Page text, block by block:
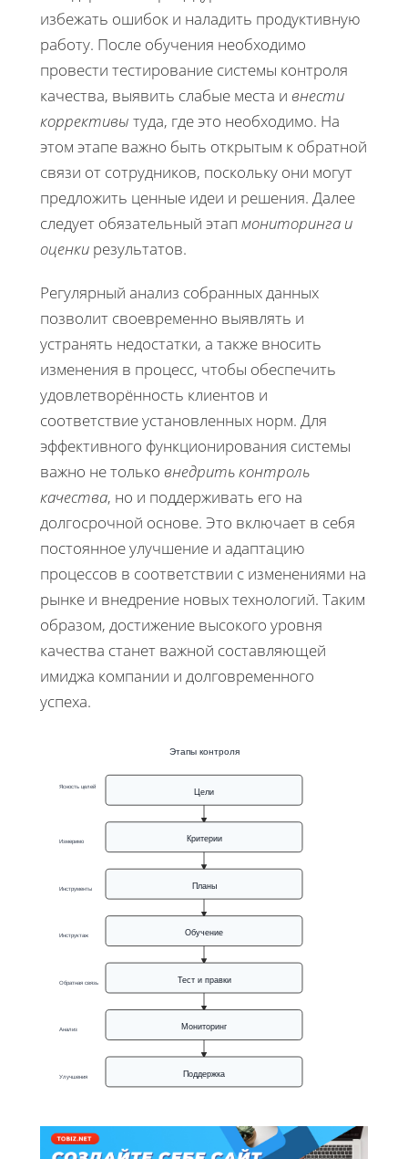
избежать ошибок и наладить продуктивную
работу. После обучения необходимо
провести тестирование системы контроля
качества, выявить слабые места и внести
коррективы туда, где это необходимо. На
этом этапе важно быть открытым к обратной
связи от сотрудников, поскольку они могут
предложить ценные идеи и решения. Далее
следует обязательный этап мониторинга и
оценки результатов.
Регулярный анализ собранных данных
позволит своевременно выявлять и
устранять недостатки, а также вносить
изменения в процесс, чтобы обеспечить
удовлетворённость клиентов и
соответствие установленных норм. Для
эффективного функционирования системы
важно не только внедрить контроль
качества, но и поддерживать его на
долгосрочной основе. Это включает в себя
постоянное улучшение и адаптацию
процессов в соответствии с изменениями на
рынке и внедрение новых технологий. Таким
образом, достижение высокого уровня
качества станет важной составляющей
имиджа компании и долговременного
успеха.
Этапы контроля
Цели
Критерии
Планы
Обучение
Тест и правки
Мониторинг
Поддержка
Ясность целей
Измеримо
Инструменты
Инструктаж
Обратная связь
Анализ
Улучшения